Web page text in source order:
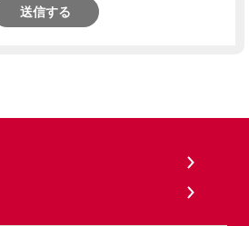
送信する